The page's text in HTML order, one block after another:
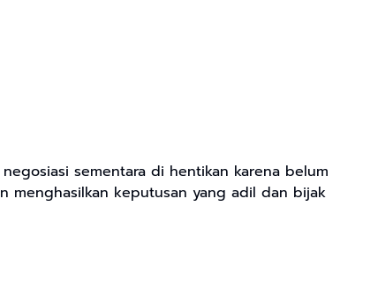
sementara di hentikan karena belum
menghasilkan keputusan yang adil dan bijak